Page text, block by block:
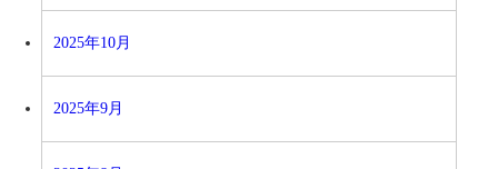
2025年10月
2025年9月